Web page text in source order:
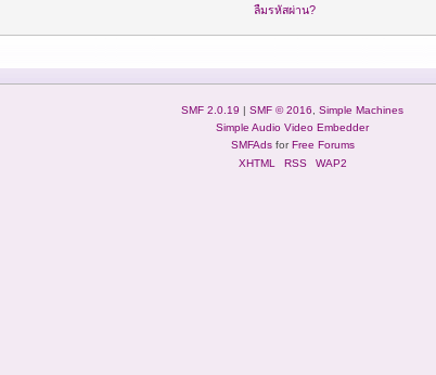
ลืมรหัสผ่าน?
SMF 2.0.19 | SMF © 2016
Simple Machines
Simple Audio Video Embedder
SMFAdsforFree Forums
XHTML
RSS WAP2